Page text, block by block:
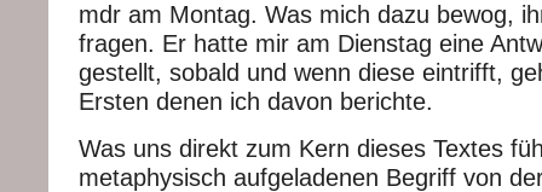
mdr am Montag. Was mich dazu bewog,
fragen. Er hatte mir am Dienstag eine
gestellt, sobald und wenn diese eintrifft,
Ersten denen ich davon berichte.
Was uns direkt zum Kern dieses Textes
metaphysisch aufgeladenen Begriff von